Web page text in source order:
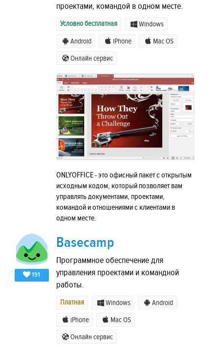
проектами, командой в одном месте.
Условно бесплатная Windows
Android iPhone Mac OS
Онлайн сервис
ONLYOFFICE - это офисный пакет с открытым
исходным кодом, который позволяет вам
управлять документами, проектами,
командой и отношениями с клиентами в
одном месте.
191
Basecamp
Программное обеспечение для
управления проектами и командной
работы.
Платная Windows Android
iPhone Mac OS
Онлайн сервис